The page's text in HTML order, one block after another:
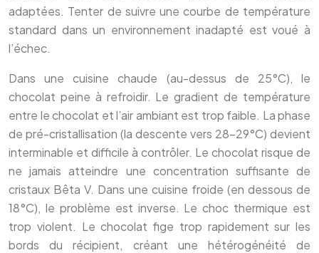
adaptées. Tenter de suivre une courbe de température
standard dans un environnement inadapté est voué à
l’échec.
Dans une cuisine chaude (au-dessus de 25°C), le
chocolat peine à refroidir. Le gradient de température
entre le chocolat et l’air ambiant est trop faible. La phase
de pré-cristallisation (la descente vers 28-29°C) devient
interminable et difficile à contrôler. Le chocolat risque de
ne jamais atteindre une concentration suffisante de
cristaux Bêta V. Dans une cuisine froide (en dessous de
18°C), le problème est inverse. Le choc thermique est
trop violent. Le chocolat fige trop rapidement sur les
bords du récipient, créant une hétérogénéité de